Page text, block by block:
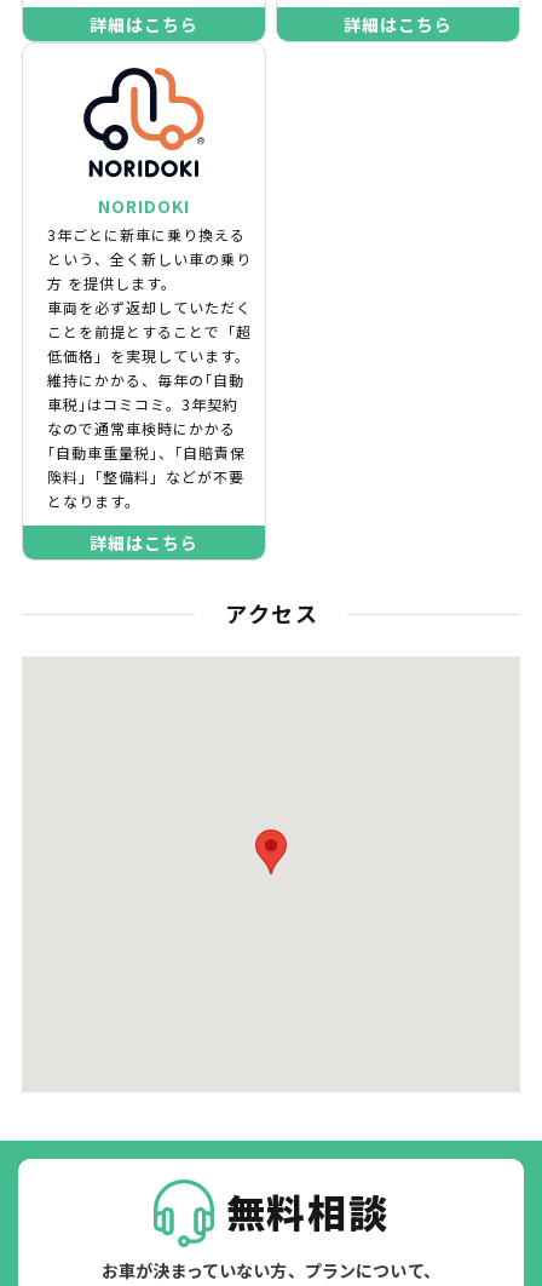
詳細はこちら 詳細はこちら
NORIDOKI
3年ごとに新車に乗り換える
という、全く新しい車の乗り
方 を提供します。
車両を必ず返却していただく
ことを前提とすることで「超
低価格」を実現しています。
維持にかかる、毎年の｢自動
車税｣はコミコミ。3年契約
なので通常車検時にかかる
｢自動車重量税｣、｢自賠責保
険料｣「整備料」などが不要
となります。
詳細はこちら
アクセス
無料相談
お車が決まっていない方、プランについて、